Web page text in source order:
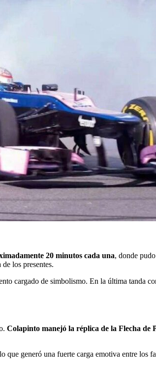
20 minutos cada una, donde
los presentes.
cargado de simbolismo. En la última tanda
Colapinto manejó la réplica de la Flecha de
que generó una fuerte carga emotiva entre los